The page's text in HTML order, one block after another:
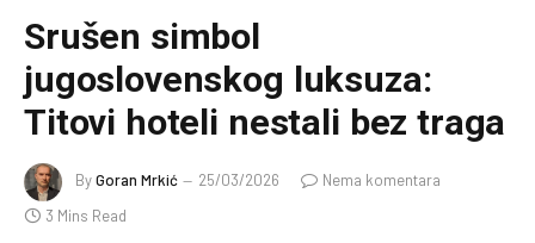
Srušen simbol
jugoslovenskog luksuza:
Titovi hoteli nestali bez traga
ByGoran Mrkić 25/03/2026
Nema komentara
3 Mins Read